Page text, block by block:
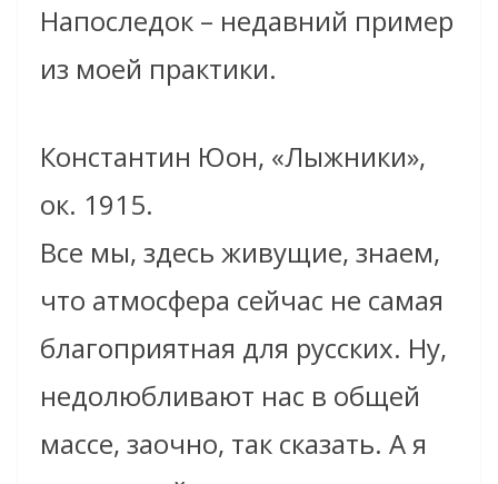
Напоследок – недавний пример
из моей практики.
Константин Юон, «Лыжники»,
ок. 1915.
Все мы, здесь живущие, знаем,
что атмосфера сейчас не самая
благоприятная для русских. Ну,
недолюбливают нас в общей
массе, заочно, так сказать. А я